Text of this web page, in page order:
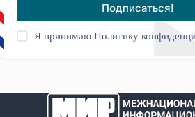
Подписаться!
Я принимаюПолитику